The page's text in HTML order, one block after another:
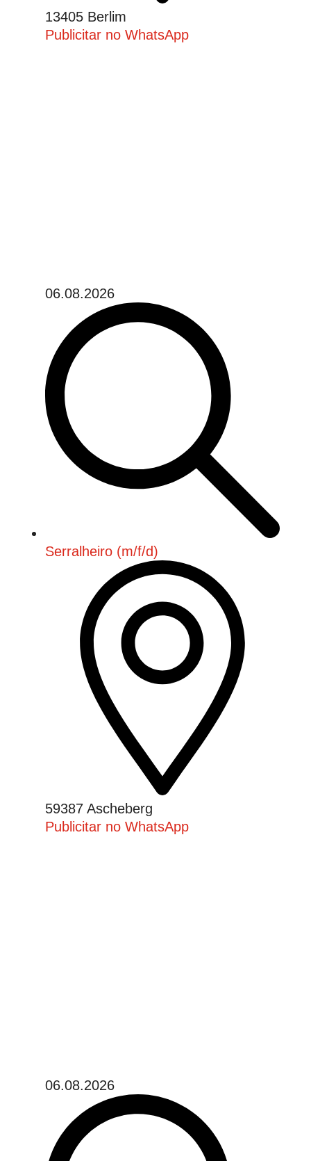
13405 Berlim
Publicitar no WhatsApp
06.08.2026
Serralheiro (m/f/d)
59387 Ascheberg
Publicitar no WhatsApp
06.08.2026